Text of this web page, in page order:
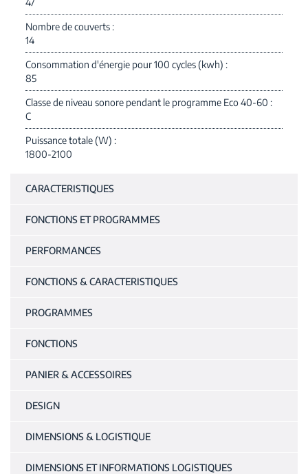
Nombre de couverts
14
Consommation d'énergie pour 100 cycles (kwh)
85
Classe de niveau sonore pendant le programme Eco 40-60
C
Puissance totale (W)
1800-2100
CARACTERISTIQUES
FONCTIONS ET PROGRAMMES
PERFORMANCES
FONCTIONS & CARACTERISTIQUES
PROGRAMMES
FONCTIONS
PANIER & ACCESSOIRES
DESIGN
DIMENSIONS & LOGISTIQUE
DIMENSIONS ET INFORMATIONS LOGISTIQUES